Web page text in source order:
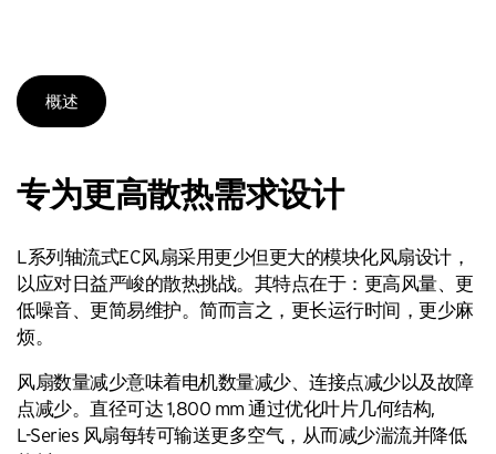
概述
专为更高散热需求设计
L系列轴流式EC风扇采用更少但更大的模块化风扇设计，
以应对日益严峻的散热挑战。其特点在于：更高风量、更
低噪音、更简易维护。简而言之，更长运行时间，更少麻
烦。
风扇数量减少意味着电机数量减少、连接点减少以及故障
点减少。直径可达 1,800 mm 通过优化叶片几何结构,
L-Series 风扇每转可输送更多空气，从而减少湍流并降低